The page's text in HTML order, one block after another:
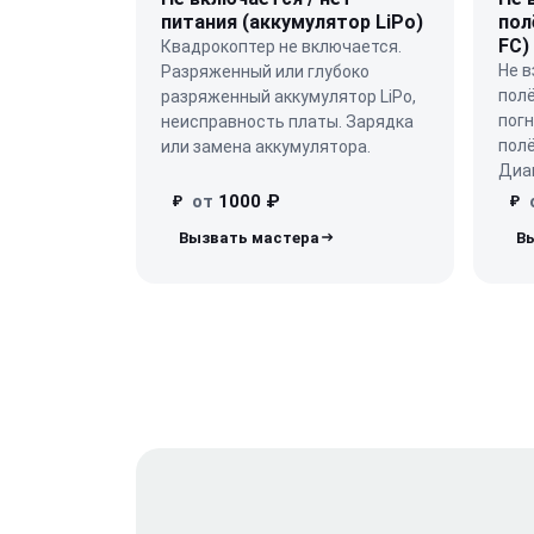
питания (аккумулятор LiPo)
Квадрокоптер не включается.
Разряженный или глубоко
разряженный аккумулятор LiPo,
неисправность платы. Зарядка
или замена аккумулятора.
₽ от 1000 ₽
FC)
Не
₽